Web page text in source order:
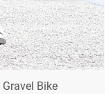
Bike